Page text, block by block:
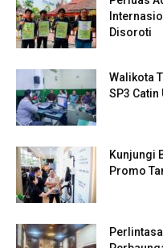
Disoroti
Walikota
SP3 Catin
Kunjungi
Promo